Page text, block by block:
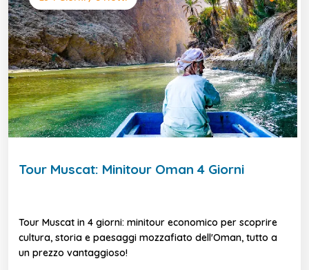
Tour Muscat: Minitour Oman 4 Giorni
Tour Muscat in 4 giorni: minitour economico per scoprire
cultura, storia e paesaggi mozzafiato dell'Oman, tutto a
un prezzo vantaggioso!